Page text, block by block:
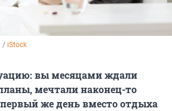
/ iStock
вы месяцами ждали
мечтали наконец-то
же день вместо отдыха